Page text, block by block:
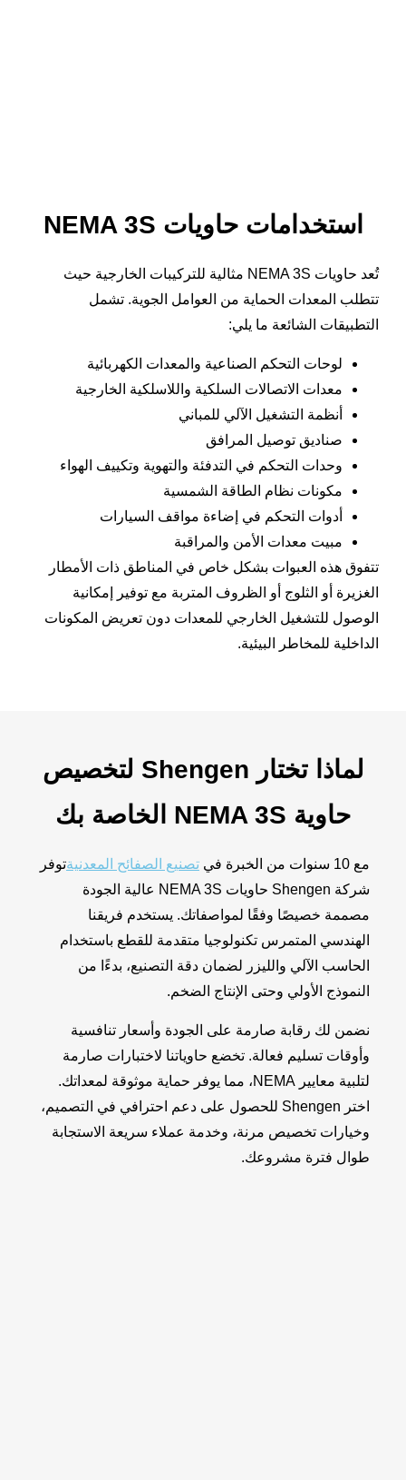
استخدامات حاويات NEMA 3S
تُعد حاويات NEMA 3S مثالية للتركيبات الخارجية حيث
تتطلب المعدات الحماية من العوامل الجوية. تشمل
التطبيقات الشائعة ما يلي:
لوحات التحكم الصناعية والمعدات الكهربائية
معدات الاتصالات السلكية واللاسلكية الخارجية
أنظمة التشغيل الآلي للمباني
صناديق توصيل المرافق
وحدات التحكم في التدفئة والتهوية وتكييف الهواء
مكونات نظام الطاقة الشمسية
أدوات التحكم في إضاءة مواقف السيارات
مبيت معدات الأمن والمراقبة
تتفوق هذه العبوات بشكل خاص في المناطق ذات الأمطار
الغزيرة أو الثلوج أو الظروف المتربة مع توفير إمكانية
الوصول للتشغيل الخارجي للمعدات دون تعريض المكونات
الداخلية للمخاطر البيئية.
لماذا تختار Shengen لتخصيص
حاوية NEMA 3S الخاصة بك
مع 10 سنوات من الخبرة في تصنيع الصفائح المعدنيةتوفر
شركة Shengen حاويات NEMA 3S عالية الجودة
مصممة خصيصًا وفقًا لمواصفاتك. يستخدم فريقنا
الهندسي المتمرس تكنولوجيا متقدمة للقطع باستخدام
الحاسب الآلي والليزر لضمان دقة التصنيع، بدءًا من
النموذج الأولي وحتى الإنتاج الضخم.
نضمن لك رقابة صارمة على الجودة وأسعار تنافسية
وأوقات تسليم فعالة. تخضع حاوياتنا لاختبارات صارمة
لتلبية معايير NEMA، مما يوفر حماية موثوقة لمعداتك.
اختر Shengen للحصول على دعم احترافي في التصميم،
وخيارات تخصيص مرنة، وخدمة عملاء سريعة الاستجابة
طوال فترة مشروعك.